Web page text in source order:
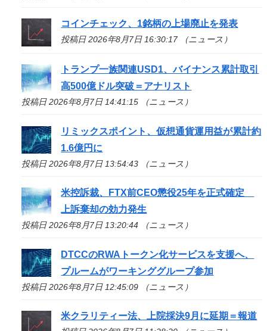
コインチェック、1銘柄の上場廃止を発表
投稿日 2026年8月7日 16:30:17 （ニュース）
トランプ一族関連USD1、バイナンス累計取引
高500億ドル突破＝アナリスト
投稿日 2026年8月7日 14:41:15 （ニュース）
リミックスポイント、仮想通貨運用益が累計約
1.6億円に
投稿日 2026年8月7日 13:54:43 （ニュース）
米控訴裁、FTX前CEO懲役25年を正式確定
上訴棄却の効力発生
投稿日 2026年8月7日 13:20:44 （ニュース）
DTCCのRWAトークン化サービスを支援へ、
プルームがワーキンググループ参加
投稿日 2026年8月7日 12:45:09 （ニュース）
米クラリティー法、上院採決9月に延期＝報道